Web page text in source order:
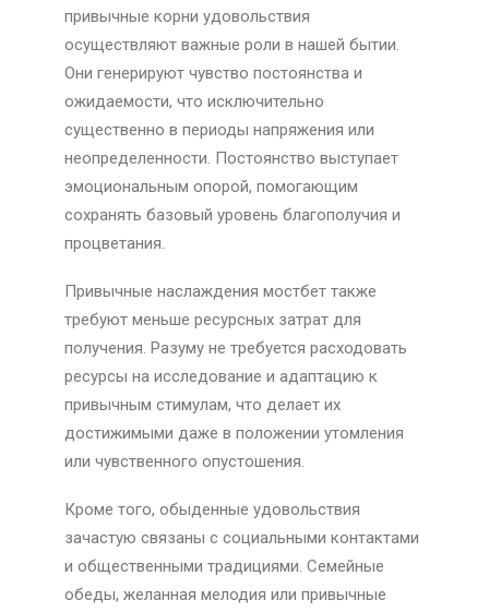
привычные корни удовольствия
осуществляют важные роли в нашей бытии.
Они генерируют чувство постоянства и
ожидаемости, что исключительно
существенно в периоды напряжения или
неопределенности. Постоянство выступает
эмоциональным опорой, помогающим
сохранять базовый уровень благополучия и
процветания.
Привычные наслаждения мостбет также
требуют меньше ресурсных затрат для
получения. Разуму не требуется расходовать
ресурсы на исследование и адаптацию к
привычным стимулам, что делает их
достижимыми даже в положении утомления
или чувственного опустошения.
Кроме того, обыденные удовольствия
зачастую связаны с социальными контактами
и общественными традициями. Семейные
обеды, желанная мелодия или привычные